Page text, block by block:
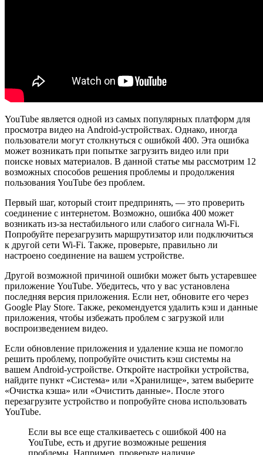
YouTube является одной из самых популярных платформ для
просмотра видео на Android-устройствах. Однако, иногда
пользователи могут столкнуться с ошибкой 400. Эта ошибка
может возникать при попытке загрузить видео или при
поиске новых материалов. В данной статье мы рассмотрим 12
возможных способов решения проблемы и продолжения
пользования YouTube без проблем.
Первый шаг, который стоит предпринять, — это проверить
соединение с интернетом. Возможно, ошибка 400 может
возникать из-за нестабильного или слабого сигнала Wi-Fi.
Попробуйте перезагрузить маршрутизатор или подключиться
к другой сети Wi-Fi. Также, проверьте, правильно ли
настроено соединение на вашем устройстве.
Другой возможной причиной ошибки может быть устаревшее
приложение YouTube. Убедитесь, что у вас установлена
последняя версия приложения. Если нет, обновите его через
Google Play Store. Также, рекомендуется удалить кэш и данные
приложения, чтобы избежать проблем с загрузкой или
воспроизведением видео.
Если обновление приложения и удаление кэша не помогло
решить проблему, попробуйте очистить кэш системы на
вашем Android-устройстве. Откройте настройки устройства,
найдите пункт «Система» или «Хранилище», затем выберите
«Очистка кэша» или «Очистить данные». После этого
перезагрузите устройство и попробуйте снова использовать
YouTube.
Если вы все еще сталкиваетесь с ошибкой 400 на
YouTube, есть и другие возможные решения
проблемы. Например, проверьте наличие